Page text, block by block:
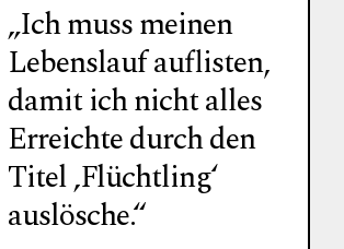
„Ich muss meinen
Lebenslauf auflisten,
damit ich nicht alles
Erreichte durch den
Titel ‚Flüchtling‘
auslösche.“